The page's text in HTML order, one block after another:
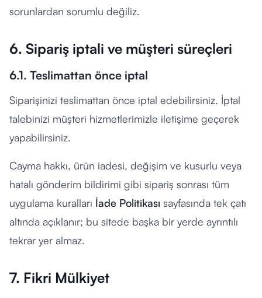
sorunlardan sorumlu değiliz.
6. Sipariş iptali ve müşteri süreçleri
6.1. Teslimattan önce iptal
Siparişinizi teslimattan önce iptal edebilirsiniz. İptal
talebinizi müşteri hizmetlerimizle iletişime geçerek
yapabilirsiniz.
Cayma hakkı, ürün iadesi, değişim ve kusurlu veya
hatalı gönderim bildirimi gibi sipariş sonrası tüm
uygulama kuralları İade Politikası sayfasında tek çatı
altında açıklanır; bu sitede başka bir yerde ayrıntılı
tekrar yer almaz.
7. Fikri Mülkiyet